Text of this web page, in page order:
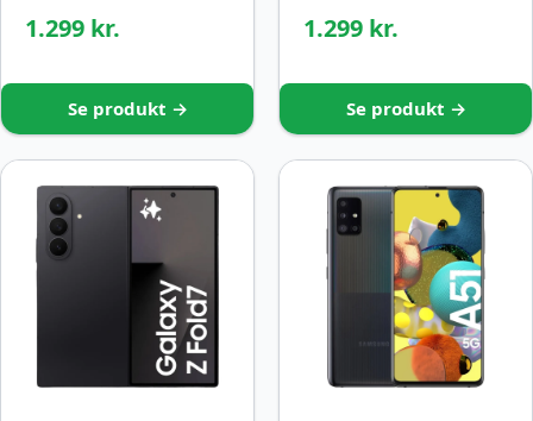
1.299 kr.
Se produkt →
1.299 kr.
Se produkt →